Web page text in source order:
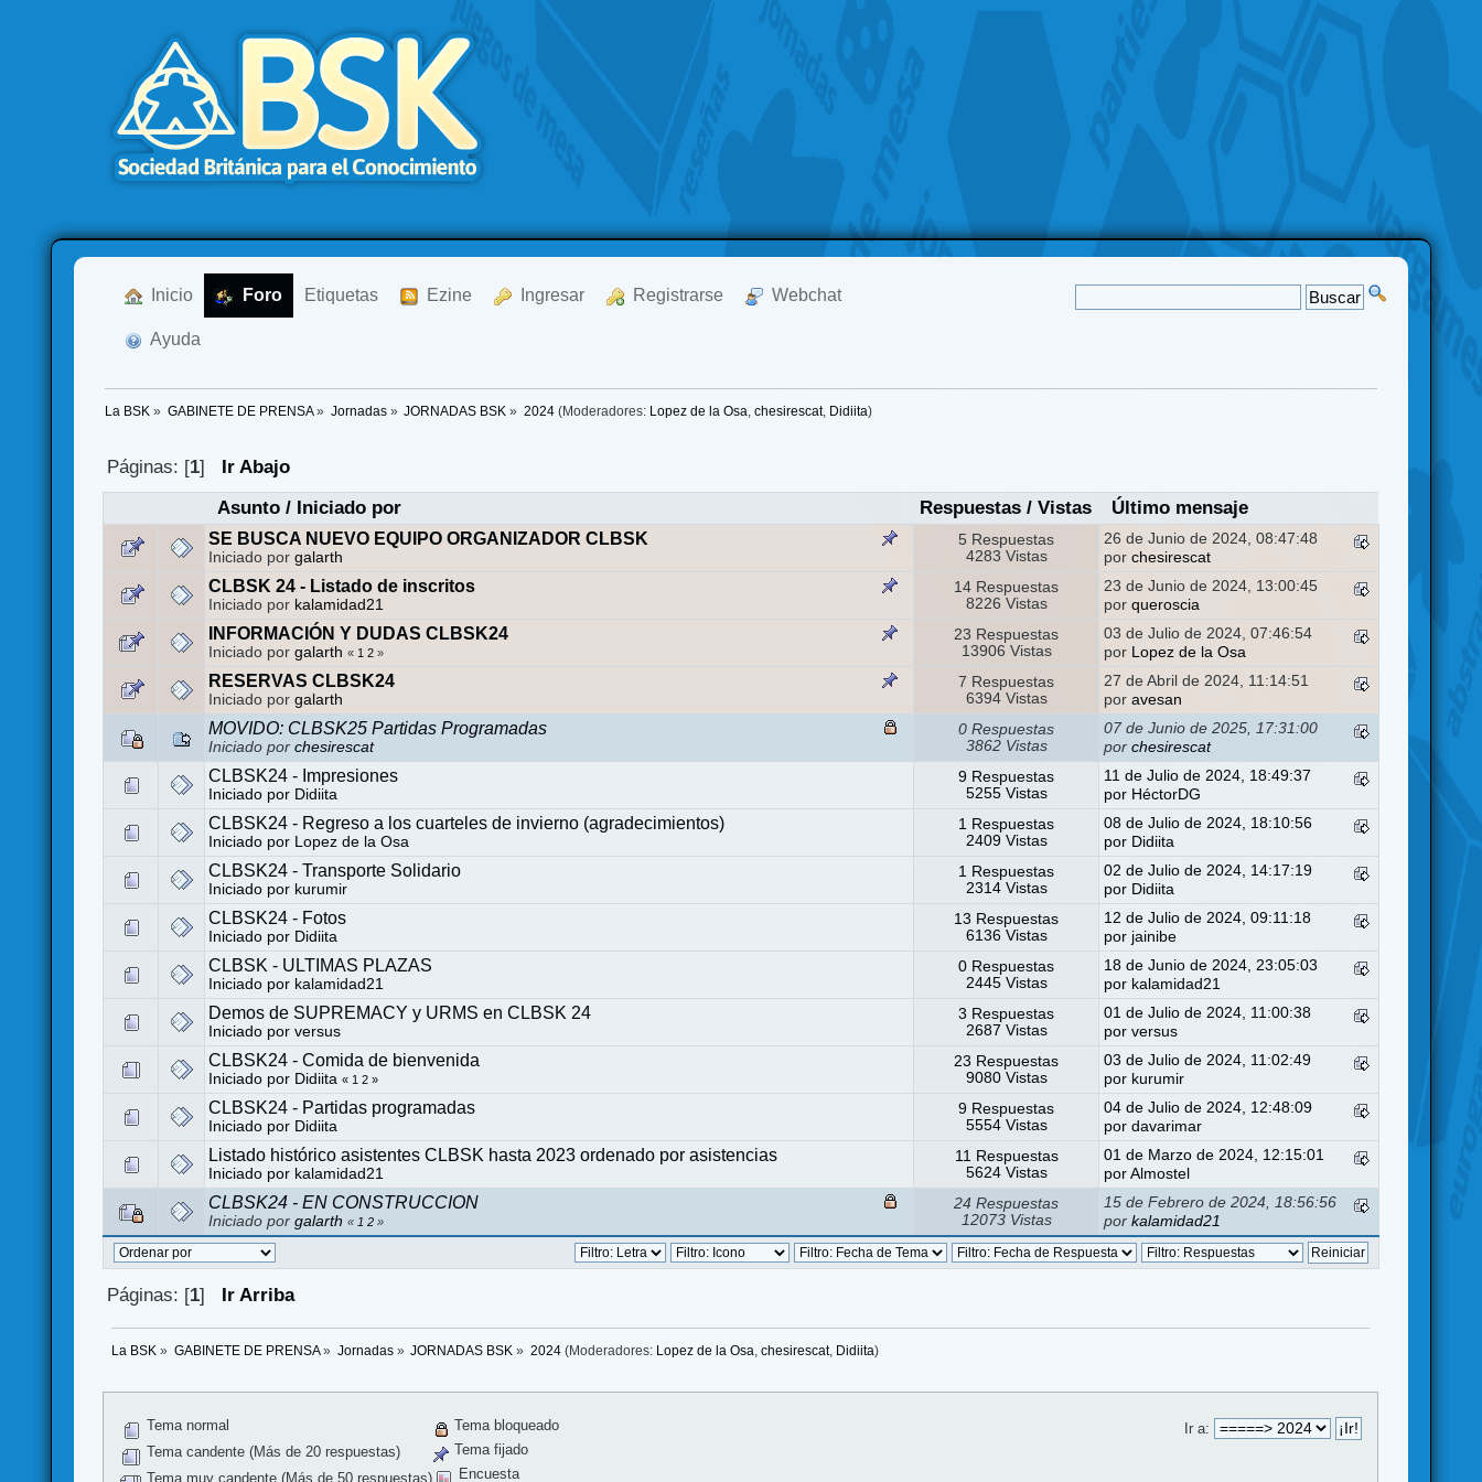
Inicio Foro Etiquetas Ezine Ingresar Registrarse Webchat
Ayuda
La BSK » GABINETE DE PRENSA» Jornadas» JORNADAS BSK » 2024 (Moderadores: Lopez de la Osa ,chesirescat, Didiita)
Páginas: [1]
Ir Abajo
Asunto/ Iniciado por Respuestas /Vistas Último mensaje
SE BUSCA NUEVO EQUIPO ORGANIZADOR CLBSK
Iniciado porgalarth
5 Respuestas
4283 Vistas
26 de Junio de 2024, 08:47:48
porchesirescat
CLBSK 24 - Listado de inscritos
Iniciado por kalamidad21
14 Respuestas
8226 Vistas
23 de Junio de 2024, 13:00:45
porqueroscia
INFORMACIÓN Y DUDAS CLBSK24
Iniciado porgalarth « 1 2 »
23 Respuestas
13906 Vistas
03 de Julio de 2024, 07:46:54
por
Lopez de la Osa
RESERVAS CLBSK24
Iniciado porgalarth
7 Respuestas
6394 Vistas
27 de Abril de 2024, 11:14:51
poravesan
MOVIDO: CLBSK25 Partidas Programadas
Iniciado porchesirescat
0 Respuestas
3862 Vistas
07 de Junio de 2025, 17:31:00
porchesirescat
CLBSK24 - Impresiones
Iniciado por Didiita
9 Respuestas
5255 Vistas
11 de Julio de 2024, 18:49:37
por HéctorDG
CLBSK24 - Regreso a los cuarteles de invierno (agradecimientos)
Iniciado por Lopez de la Osa
1 Respuestas
2409 Vistas
08 de Julio de 2024, 18:10:56
por Didiita
CLBSK24 - Transporte Solidario
Iniciado por kurumir
1 Respuestas
2314 Vistas
02 de Julio de 2024, 14:17:19
por Didiita
CLBSK24 - Fotos
Iniciado por Didiita
13 Respuestas
6136 Vistas
12 de Julio de 2024, 09:11:18
por jainibe
CLBSK - ULTIMAS PLAZAS
Iniciado por kalamidad21
0 Respuestas
2445 Vistas
18 de Junio de 2024, 23:05:03
por kalamidad21
Demos de SUPREMACY y URMS en CLBSK 24
Iniciado porversus
3 Respuestas
2687 Vistas
01 de Julio de 2024, 11:00:38
porversus
CLBSK24 - Comida de bienvenida
Iniciado por Didiita « 1 2 »
23 Respuestas
9080 Vistas
03 de Julio de 2024, 11:02:49
por kurumir
CLBSK24 - Partidas programadas
Iniciado por Didiita
9 Respuestas
5554 Vistas
04 de Julio de 2024, 12:48:09
pordavarimar
Listado histórico asistentes CLBSK hasta 2023 ordenado por asistencias
Iniciado por kalamidad21
11 Respuestas
5624 Vistas
01 de Marzo de 2024, 12:15:01
porAlmostel
CLBSK24 - EN CONSTRUCCION
Iniciado porgalarth « 1 2 »
24 Respuestas
12073 Vistas
15 de Febrero de 2024, 18:56:56
porkalamidad21
Páginas: [1] Ir Arriba
La BSK » GABINETE DE PRENSA» Jornadas» JORNADAS BSK » 2024 (Moderadores: Lopez de la Osa ,chesirescat, Didiita)
Ir a:
Tema normal
Tema candente (Más de 20 respuestas)
Tema muy candente (Más de 50 respuestas)
Tema bloqueado
Tema fijado
Encuesta